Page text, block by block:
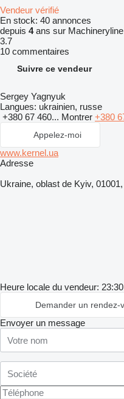
Vendeur vérifié
En stock: 40 annonces
depuis 4ans sur Machineryline
3.7
10 commentaires
Suivre ce vendeur
Sergey Yagnyuk
Langues: ukrainien, russe
+380 67 460... Montrer +380
Appelez-moi
www.kernel.ua
Adresse
Ukraine, oblast de Kyiv,
Heure locale du vendeur:
Demander un rendez-
Envoyer un message